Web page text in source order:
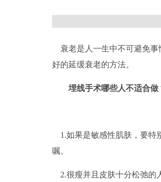
衰老是人一生中不可避免事
好的延缓衰老的方法。
埋线手术哪些人不适合做
1.如果是敏感性肌肤，要特
嘱。
2.很瘦并且皮肤十分松弛的